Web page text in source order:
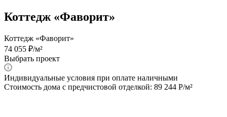
Коттедж «Фаворит»
Коттедж «Фаворит»
74 055 ₽/м²
Выбрать проект
Индивидуальные условия при оплате наличными
Стоимость дома с предчистовой отделкой: 89 244 Р/м²